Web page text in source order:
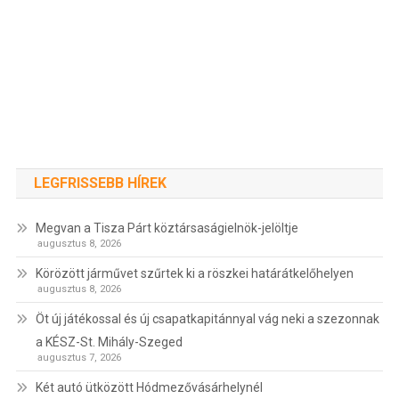
LEGFRISSEBB HÍREK
Megvan a Tisza Párt köztársaságielnök-jelöltje
augusztus 8, 2026
Körözött járművet szűrtek ki a röszkei határátkelőhelyen
augusztus 8, 2026
Öt új játékossal és új csapatkapitánnyal vág neki a szezonnak
a KÉSZ-St. Mihály-Szeged
augusztus 7, 2026
Két autó ütközött Hódmezővásárhelynél